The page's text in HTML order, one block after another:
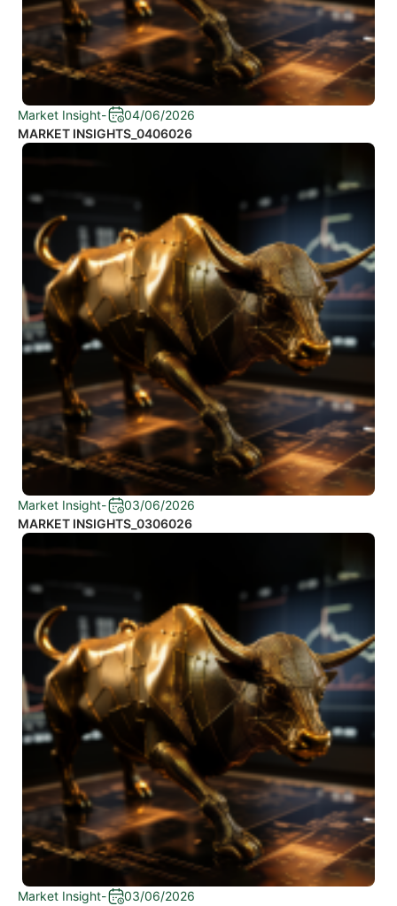
Market Insight-
04/06/2026
MARKET INSIGHTS_0406026
Market Insight-
03/06/2026
MARKET INSIGHTS_0306026
Market Insight-
03/06/2026